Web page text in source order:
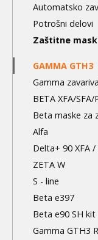
Automatsko
Potrošni delovi
Zaštitne
GAMMA GTH3
Gamma
BETA XFA/SFA/
Beta maske za
Alfa
Delta+ 90 XFA
ZETA W
S - line
Beta e397
Beta e90 SH kit
Gamma GTH3